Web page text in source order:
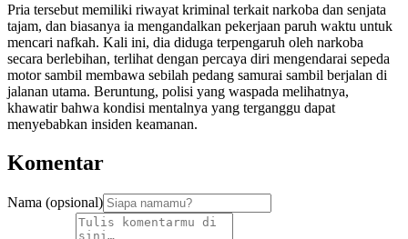
Pria tersebut memiliki riwayat kriminal terkait narkoba dan senjata
tajam, dan biasanya ia mengandalkan pekerjaan paruh waktu untuk
mencari nafkah. Kali ini, dia diduga terpengaruh oleh narkoba
secara berlebihan, terlihat dengan percaya diri mengendarai sepeda
motor sambil membawa sebilah pedang samurai sambil berjalan di
jalanan utama. Beruntung, polisi yang waspada melihatnya,
khawatir bahwa kondisi mentalnya yang terganggu dapat
menyebabkan insiden keamanan.
Komentar
Nama (opsional)